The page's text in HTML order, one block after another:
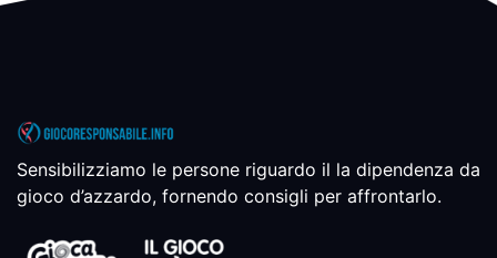
Sensibilizziamo le persone riguardo il la dipendenza da
gioco d’azzardo, fornendo consigli per affrontarlo.